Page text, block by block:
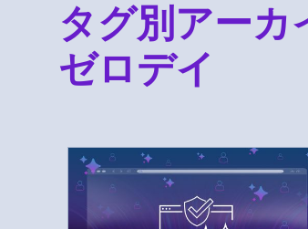
タグ別アーカ
ゼロデイ